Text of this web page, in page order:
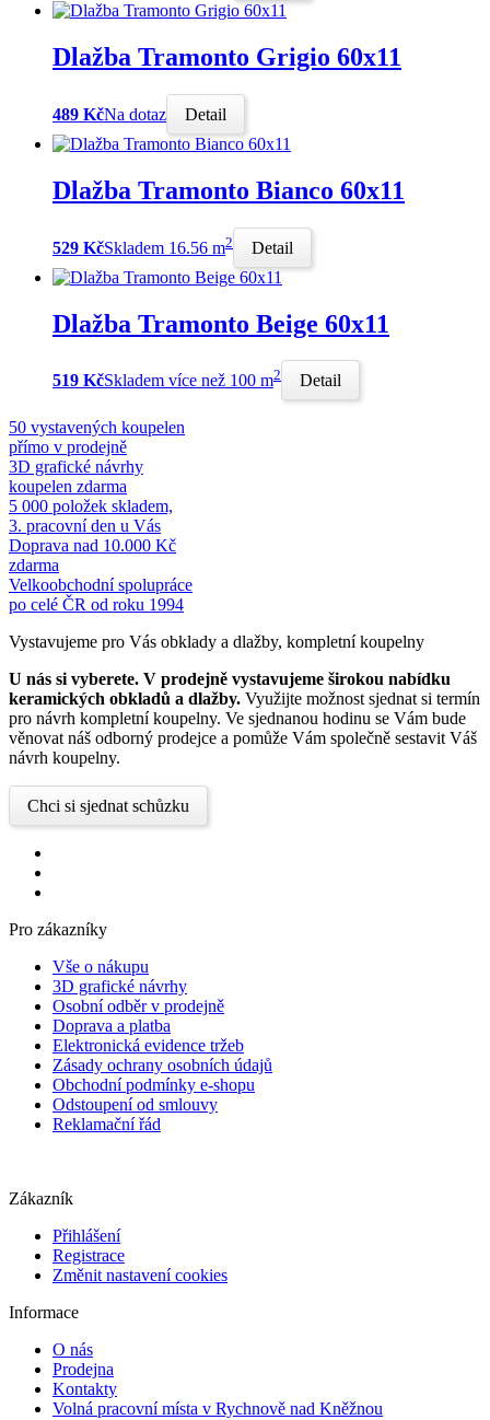
Dlažba Tramonto Grigio 60x11
489 KčNa dotaz Detail
Dlažba Tramonto Bianco 60x11
529 KčSkladem 16.56 m2 Detail
Dlažba Tramonto Beige 60x11
519 KčSkladem více než 100 m2 Detail
50 vystavených koupelen
přímo v prodejně
3D grafické návrhy
koupelen zdarma
5 000 položek skladem,
3. pracovní den u Vás
Doprava nad 10.000 Kč
zdarma
Velkoobchodní spolupráce
po celé ČR od roku 1994
Vystavujeme pro Vás obklady a dlažby, kompletní koupelny
U nás si vyberete. V prodejně vystavujeme širokou nabídku
keramických obkladů a dlažby. Využijte možnost sjednat si termín
pro návrh kompletní koupelny. Ve sjednanou hodinu se Vám bude
věnovat náš odborný prodejce a pomůže Vám společně sestavit Váš
návrh koupelny.
Chci si sjednat schůzku
Pro zákazníky
Vše o nákupu
3D grafické návrhy
Osobní odběr v prodejně
Doprava a platba
Elektronická evidence tržeb
Zásady ochrany osobních údajů
Obchodní podmínky e-shopu
Odstoupení od smlouvy
Reklamační řád
Zákazník
Přihlášení
Registrace
Změnit nastavení cookies
Informace
O nás
Prodejna
Kontakty
Volná pracovní místa v Rychnově nad Kněžnou